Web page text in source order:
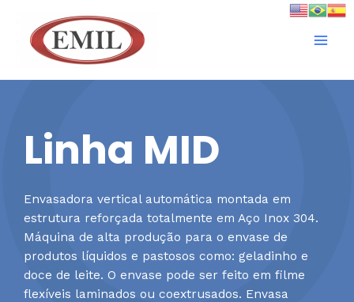
Linha MID
Envasadora vertical automática montada em
estrutura reforçada totalmente em Aço Inox 304.
Máquina de alta produção para o envase de
produtos líquidos e pastosos como: geladinho e
doce de leite. O envase pode ser feito em filme
flexíveis laminados ou coextrusados. Envasa